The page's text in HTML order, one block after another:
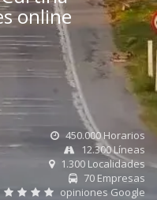
online
450.000 Horarios
12.300 Líneas
1.300 Localidades
70 Empresas
opiniones Google